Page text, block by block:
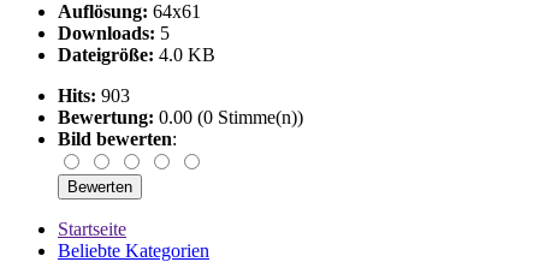
Auflösung: 64x61
Downloads: 5
Dateigröße: 4.0 KB
Hits: 903
Bewertung: 0.00 (0 Stimme(n))
Bild bewerten:
Startseite
Beliebte Kategorien